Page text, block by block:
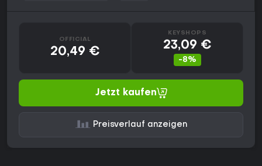
OFFICIAL
20,49 €
KEYSHOPS
23,09 €
-8%
Jetzt kaufen
Preisverlauf anzeigen